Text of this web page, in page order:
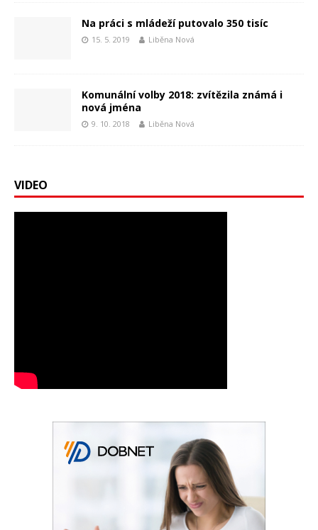
Na práci s mládeží putovalo 350 tisíc
15. 5. 2019 Liběna Nová
Komunální volby 2018: zvítězila známá i
nová jména
9. 10. 2018 Liběna Nová
VIDEO